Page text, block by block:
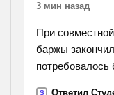
3 мин назад
При
баржы
потребовалось
S Ответил